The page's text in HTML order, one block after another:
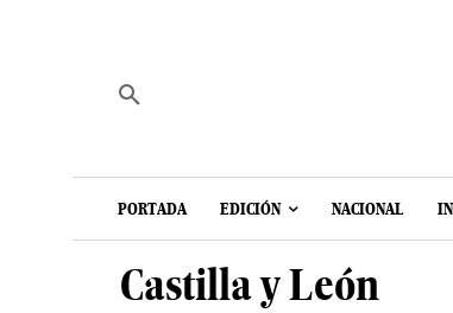
PORTADA EDICIÓN NACIONAL
Castilla y León